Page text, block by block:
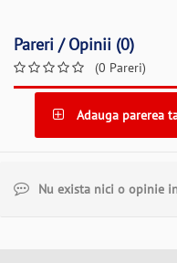
Pareri / Opinii (0)
(0 Pareri)
Adauga parerea
Nu exista nici o opinie